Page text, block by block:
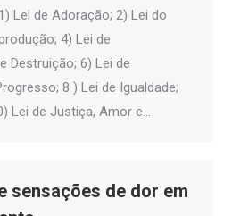
Lei de Adoração; 2) Lei do
4) Lei de
Destruição; 6) Lei de
8 ) Lei de Igualdade;
Lei de Justiça, Amor e…
sensações de dor em